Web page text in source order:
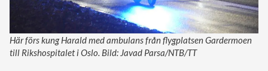
Här förs kung Harald med ambulans från flygplatsen Gardermoen
till Rikshospitalet i Oslo. Bild: Javad Parsa/NTB/TT